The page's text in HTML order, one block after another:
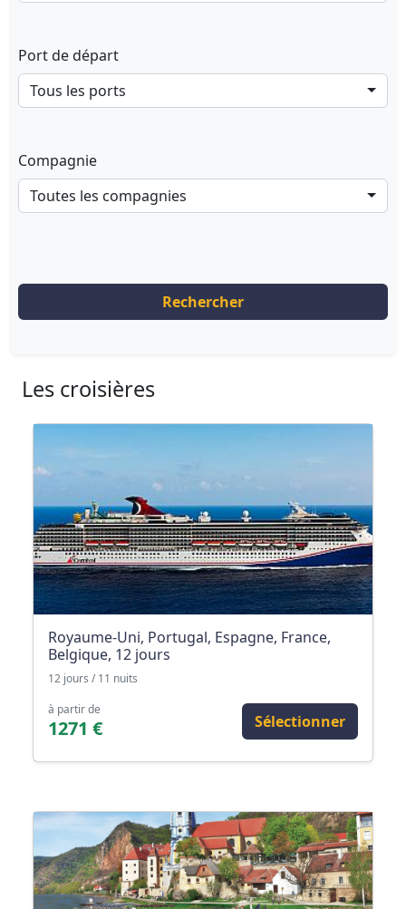
Port de départ
Tous les ports
Compagnie
Toutes les compagnies
Rechercher
Les croisières
Royaume-Uni, Portugal, Espagne, France,
Belgique, 12 jours
12 jours / 11 nuits
à partir de
1271 € Sélectionner